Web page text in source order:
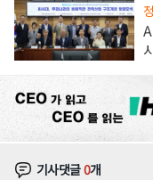
기사댓글0개